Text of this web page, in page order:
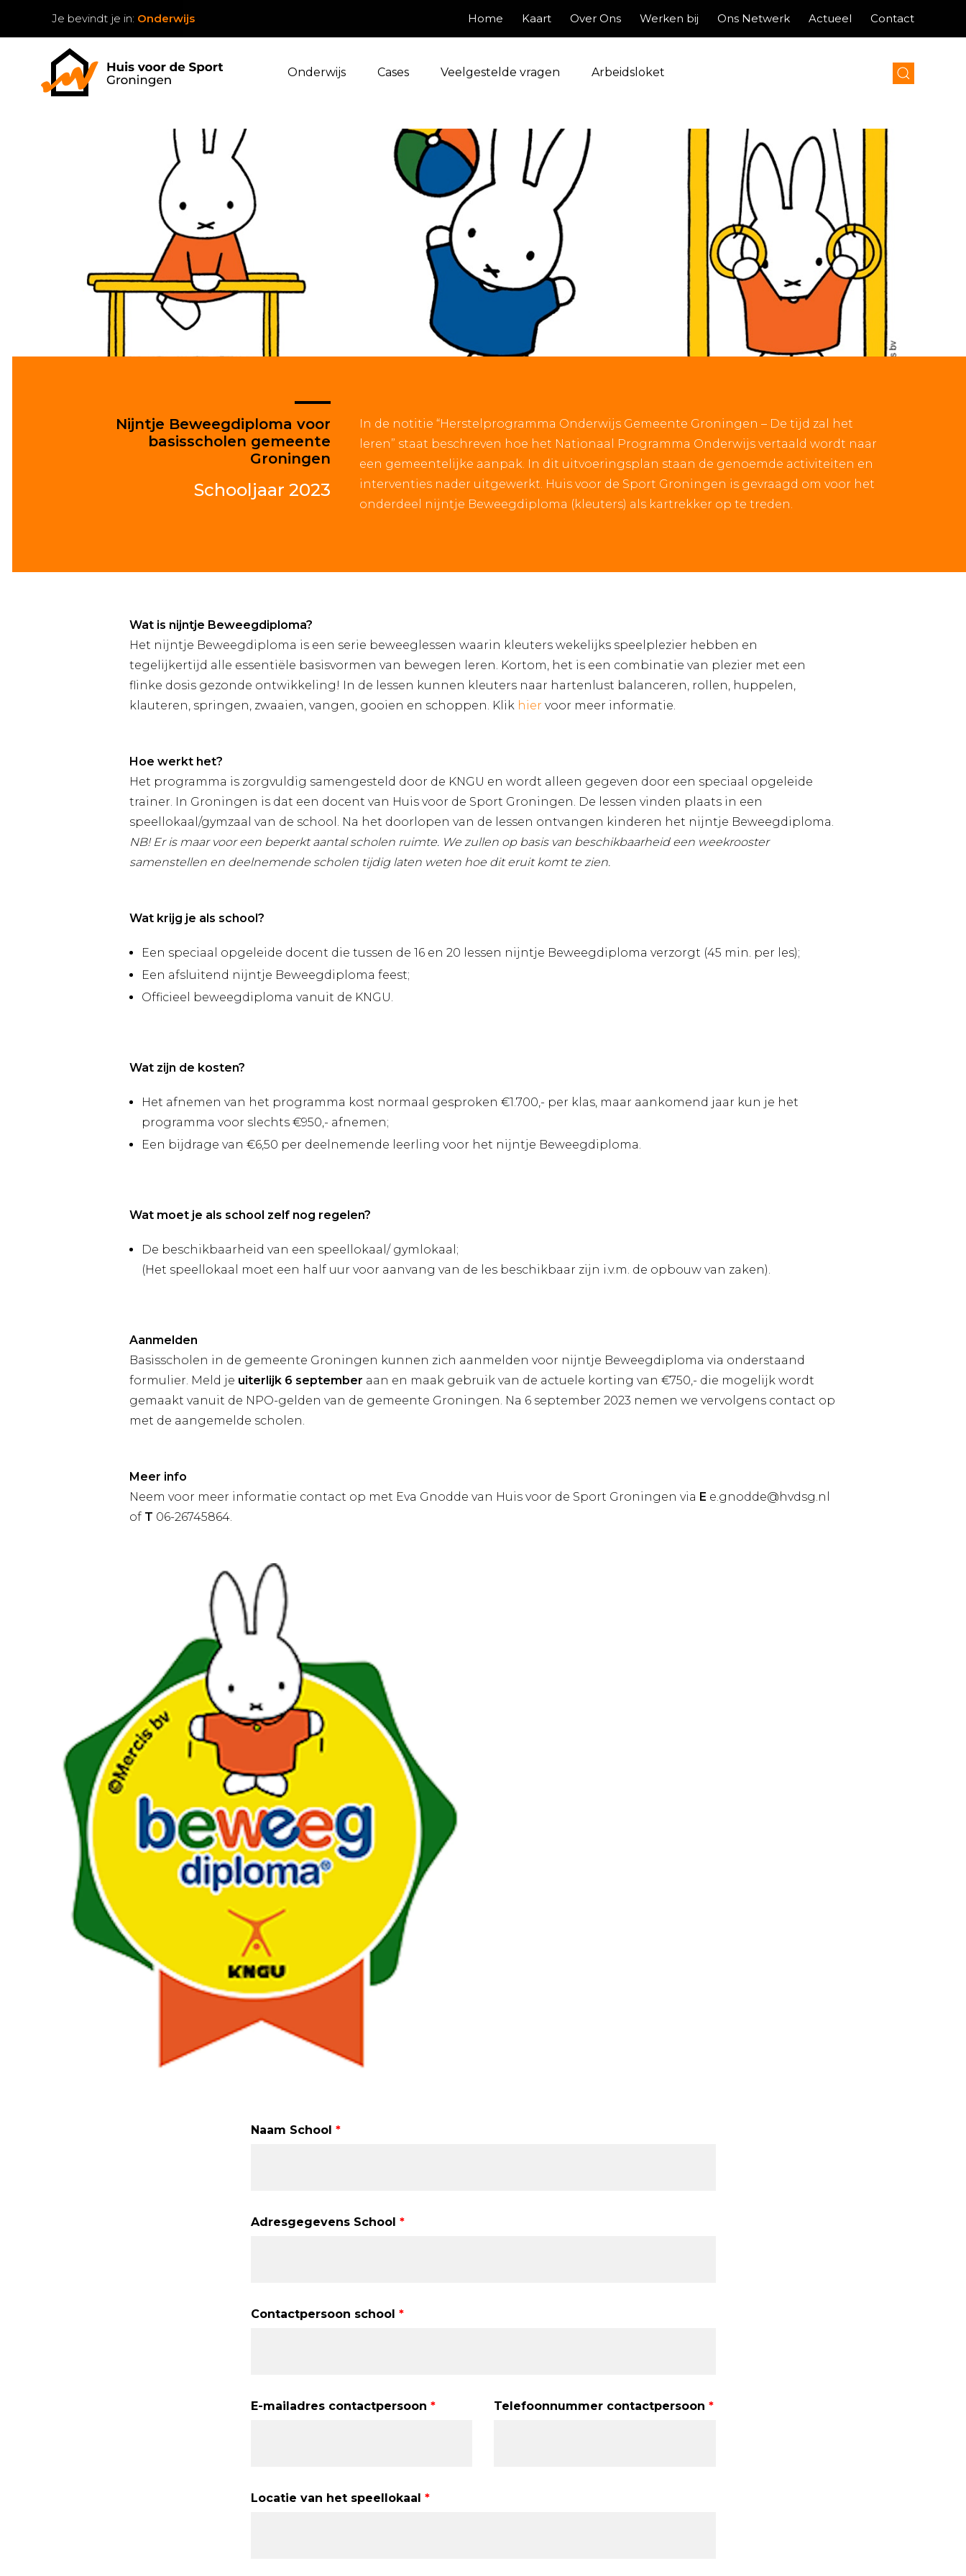
Je bevindt je in: Onderwijs Home Kaart Over Ons Werken bij Ons Netwerk Actueel Contact
Onderwijs Cases Veelgestelde vragen Arbeidsloket
Nijntje Beweegdiploma voor
basisscholen gemeente
Groningen
Schooljaar 2023
In de notitie “Herstelprogramma Onderwijs Gemeente Groningen – De tijd zal het
leren” staat beschreven hoe het Nationaal Programma Onderwijs vertaald wordt naar
een gemeentelijke aanpak. In dit uitvoeringsplan staan de genoemde activiteiten en
interventies nader uitgewerkt. Huis voor de Sport Groningen is gevraagd om voor het
onderdeel nijntje Beweegdiploma (kleuters) als kartrekker op te treden.
Wat is nijntje Beweegdiploma?
Het nijntje Beweegdiploma is een serie beweeglessen waarin kleuters wekelijks speelplezier hebben en
tegelijkertijd alle essentiële basisvormen van bewegen leren. Kortom, het is een combinatie van plezier met een
flinke dosis gezonde ontwikkeling! In de lessen kunnen kleuters naar hartenlust balanceren, rollen, huppelen,
klauteren, springen, zwaaien, vangen, gooien en schoppen. Klik hier voor meer informatie.
Hoe werkt het?
Het programma is zorgvuldig samengesteld door de KNGU en wordt alleen gegeven door een speciaal opgeleide
trainer. In Groningen is dat een docent van Huis voor de Sport Groningen. De lessen vinden plaats in een
speellokaal/gymzaal van de school. Na het doorlopen van de lessen ontvangen kinderen het nijntje Beweegdiploma.
NB! Er is maar voor een beperkt aantal scholen ruimte. We zullen op basis van beschikbaarheid een weekrooster
samenstellen en deelnemende scholen tijdig laten weten hoe dit eruit komt te zien.
Wat krijg je als school?
Een speciaal opgeleide docent die tussen de 16 en 20 lessen nijntje Beweegdiploma verzorgt (45 min. per les);
Een afsluitend nijntje Beweegdiploma feest;
Officieel beweegdiploma vanuit de KNGU.
Wat zijn de kosten?
Het afnemen van het programma kost normaal gesproken €1.700,- per klas, maar aankomend jaar kun je het
programma voor slechts €950,- afnemen;
Een bijdrage van €6,50 per deelnemende leerling voor het nijntje Beweegdiploma.
Wat moet je als school zelf nog regelen?
De beschikbaarheid van een speellokaal/ gymlokaal;
(Het speellokaal moet een half uur voor aanvang van de les beschikbaar zijn i.v.m. de opbouw van zaken).
Aanmelden
Basisscholen in de gemeente Groningen kunnen zich aanmelden voor nijntje Beweegdiploma via onderstaand
formulier. Meld je uiterlijk 6 september aan en maak gebruik van de actuele korting van €750,- die mogelijk wordt
gemaakt vanuit de NPO-gelden van de gemeente Groningen. Na 6 september 2023 nemen we vervolgens contact op
met de aangemelde scholen.
Meer info
Neem voor meer informatie contact op met Eva Gnodde van Huis voor de Sport Groningen via E e.gnodde@hvdsg.nl
of T 06-26745864.
Leave
Naam School
Adresgegevens School
Contactpersoon school
E-mailadres contactpersoon Telefoonnummer contactpersoon
Locatie van het speellokaal